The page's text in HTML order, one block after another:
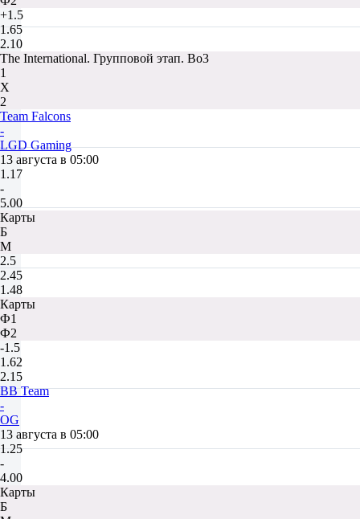
+1.5
1.65
2.10
The International. Групповой этап. Bo3
1
Х
2
Team Falcons
-
LGD Gaming
13 августа в 05:00
1.17
-
5.00
Карты
Б
М
2.5
2.45
1.48
Карты
Ф1
Ф2
-1.5
1.62
2.15
BB Team
-
OG
13 августа в 05:00
1.25
-
4.00
Карты
Б